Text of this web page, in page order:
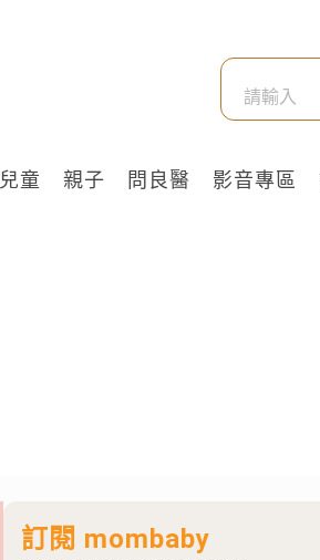
兒童 親子 問良醫 影音專區
訂閱 mombaby